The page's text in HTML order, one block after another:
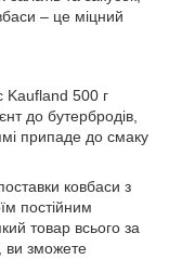
– це міцний
Kaufland 500 г
до бутербродів,
припаде до смаку
ковбаси з
постійним
товар всього за
ви зможете